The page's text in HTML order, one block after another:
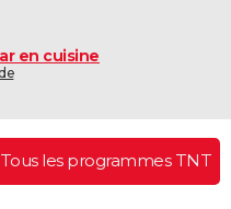
en cuisine
Tous les programmes TNT